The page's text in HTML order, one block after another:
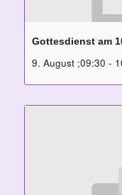
Gottesdienst am
9. August ;09:30 -